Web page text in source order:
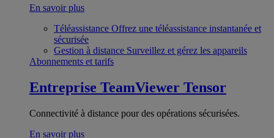
En savoir plus
Téléassistance Offrez une téléassistance instantanée et
sécurisée
Gestion à distance Surveillez et gérez les appareils
Abonnements et tarifs
Entreprise TeamViewer Tensor
Connectivité à distance pour des opérations sécurisées.
En savoir plus